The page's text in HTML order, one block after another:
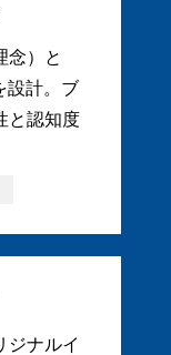
念）と
設計。ブ
と認知度
ジナルイ